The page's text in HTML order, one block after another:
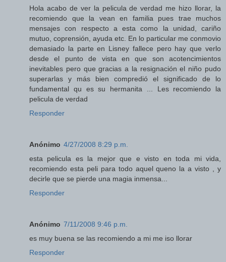
Hola acabo de ver la pelicula de verdad me hizo llorar, la
recomiendo que la vean en familia pues trae muchos
mensajes con respecto a esta como la unidad, cariño
mutuo, coprensión, ayuda etc. En lo particular me conmovio
demasiado la parte en Lisney fallece pero hay que verlo
desde el punto de vista en que son acotencimientos
inevitables pero que gracias a la resignación el niño pudo
superarlas y más bien compredió el significado de lo
fundamental qu es su hermanita ... Les recomiendo la
pelicula de verdad
Responder
Anónimo 4/27/2008 8:29 p.m.
esta pelicula es la mejor que e visto en toda mi vida,
recomiendo esta peli para todo aquel queno la a visto , y
decirle que se pierde una magia inmensa...
Responder
Anónimo 7/11/2008 9:46 p.m.
es muy buena se las recomiendo a mi me iso llorar
Responder